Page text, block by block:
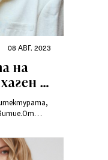
08 АВГ. 2023
на
е